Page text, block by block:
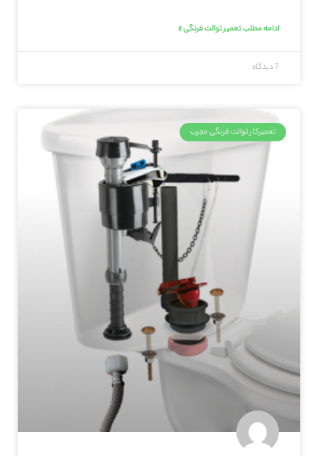
ادامه مطلب تعمیر توالت فرنگی »
7 دیدگاه
تعمیرکار توالت فرنگی مجرب